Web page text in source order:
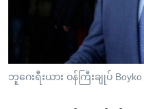
သို့
ကျော်
သုတပဒေသာ အင်္ဂလိပ်စာ
Learning English
ဗွီအိုအေ လူမှုကွန်ယက်များ
ဘူဂေးရီးယား ဝန်ကြီးချုပ် Boyko